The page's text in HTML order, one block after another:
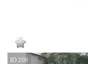
ID 208